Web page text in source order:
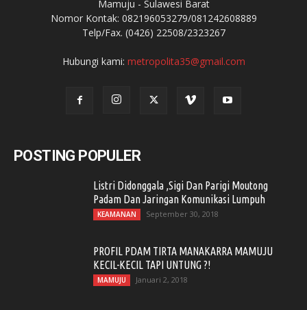
Mamuju - Sulawesi Barat
Nomor Kontak: 082196053279/081242608889
Telp/Fax. (0426) 22508/2323267
Hubungi kami: metropolita35@gmail.com
POSTING POPULER
Listri Didonggala ,Sigi Dan Parigi Moutong
Padam Dan Jaringan Komunikasi Lumpuh
KEAMANAN September 30, 2018
PROFIL PDAM TIRTA MANAKARRA MAMUJU
KECIL-KECIL TAPI UNTUNG ?!
MAMUJU Januari 2, 2018